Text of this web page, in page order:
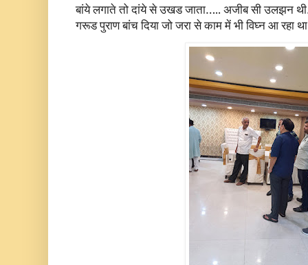
बांये लगाते तो दांये से उखड जाता….. अजीब सी उलझन
गरूड पुराण बांच दिया जो जरा से काम में भी विघ्न आ रहा